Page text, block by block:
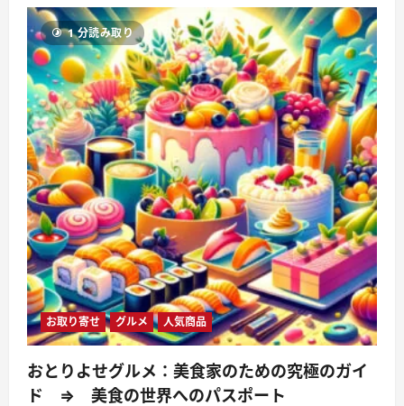
行
「古
都
の
風
を
感
じ、
心
に
刻
む
一
期
一
会
の
旅」
に
つ
い
て
さ
ら
に
読
む
1 分読み取り
お取り寄せ グルメ 人気商品
おとりよせグルメ：美食家のための究極のガイ
ド ⇒ 美食の世界へのパスポート